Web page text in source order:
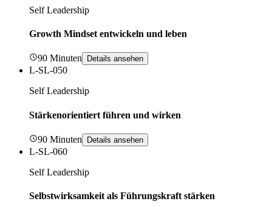
Self Leadership
Growth Mindset entwickeln und leben
90 Minuten Details ansehen
L-SL-050
Self Leadership
Stärkenorientiert führen und wirken
90 Minuten Details ansehen
L-SL-060
Self Leadership
Selbstwirksamkeit als Führungskraft stärken